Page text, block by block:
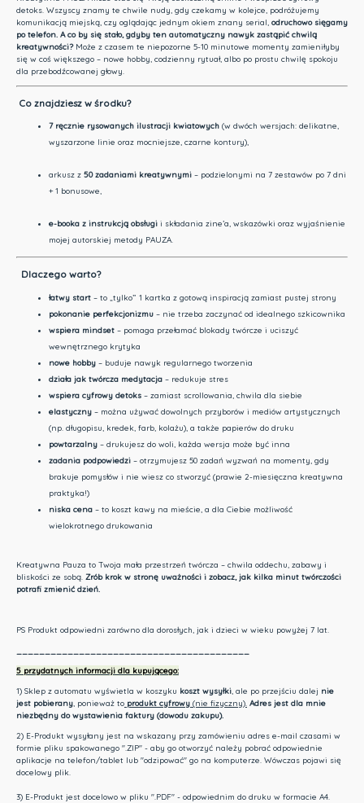
detoks. Wszyscy znamy te chwile nudy, gdy czekamy w kolejce, podróżujemy
komunikacją miejską, czy oglądając jednym okiem znany serial,odruchowo sięgamy
po telefon. A co by się stało, gdyby ten automatyczny nawyk zastąpić chwilą
kreatywności?Może z czasem te niepozorne 5-10 minutowe momenty zamieniłyby
się w coś większego – nowe hobby, codzienny rytuał, albo po prostu chwilę spokoju
dla przebodźcowanej głowy.
Co znajdziesz w środku?
7 ręcznie rysowanych ilustracji kwiatowych(w dwóch wersjach: delikatne,
wyszarzone linie oraz mocniejsze, czarne kontury),
arkusz z 50 zadaniami kreatywnymi– podzielonymi na 7 zestawów po 7 dni
+ 1 bonusowe,
e-booka z instrukcją obsługii składania zine’a, wskazówki oraz wyjaśnienie
mojej autorskiej metody PAUZA.
Dlaczego warto?
łatwy start– to „tylko” 1 kartka z gotową inspiracją zamiast pustej strony
pokonanie perfekcjonizmu– nie trzeba zaczynać od idealnego szkicownika
wspiera mindset– pomaga przełamać blokady twórcze i uciszyć
wewnętrznego krytyka
nowe hobby– buduje nawyk regularnego tworzenia
działa jak twórcza medytacja– redukuje stres
wspiera cyfrowy detoks– zamiast scrollowania, chwila dla siebie
elastyczny– można używać dowolnych przyborów i mediów artystycznych
(np. długopisu, kredek, farb, kolażu), a także papierów do druku
powtarzalny– drukujesz do woli, każda wersja może być inna
zadania podpowiedzi– otrzymujesz 50 zadań wyzwań na momenty, gdy
brakuje pomysłów i nie wiesz co stworzyć (prawie 2-miesięczna kreatywna
praktyka!)
niska cena– to koszt kawy na mieście, a dla Ciebie możliwość
wielokrotnego drukowania
Kreatywna Pauza to Twoja mała przestrzeń twórcza – chwila oddechu, zabawy i
bliskości ze sobą. Zrób krok w stronę uważności i zobacz, jak kilka minut twórczości
potrafi zmienić dzień.
PS Produkt odpowiedni zarówno dla dorosłych, jak i dzieci w wieku powyżej 7 lat.
5 przydatnych informacji dla kupującego:
1) Sklep z automatu wyświetla w koszyku koszt wysyłki, ale po przejściu dalej nie
jest pobierany, ponieważ to produkt cyfrowy(nie fizyczny). Adres jest dla mnie
niezbędny do wystawienia faktury (dowodu zakupu).
2) E-Produkt wysyłany jest na wskazany przy zamówieniu adres e-mail czasami w
formie pliku spakowanego ".ZIP" - aby go otworzyć należy pobrać odpowiednie
aplikacje na telefon/tablet lub "odzipować" go na komputerze. Wówczas pojawi się
docelowy plik.
3) E-Produkt jest docelowo w pliku ".PDF" - odpowiednim do druku w formacie A4.